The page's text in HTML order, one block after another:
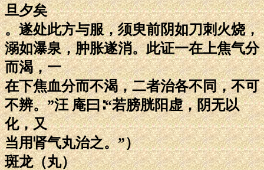
旦夕矣
。遂处此方与服，须臾前阴如刀刺火烧，
溺如瀑泉，肿胀遂消。此证一在上焦气分
而渴，一
在下焦血分而不渴，二者治各不同，不可
不辨。”汪 庵曰∶“若膀胱阳虚，阴无以
化，又
当用肾气丸治之。”）
斑龙（丸）